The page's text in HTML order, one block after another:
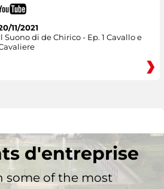
11/2021
Suono di de Chirico - Ep. 1 Cavallo e
d'entreprise
some of the most